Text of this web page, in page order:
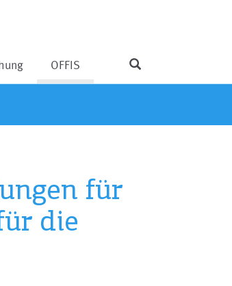
OFFIS
für
die